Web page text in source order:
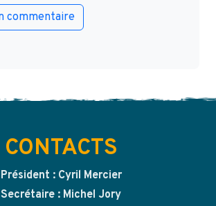
CONTACTS
Président : Cyril Mercier
Secrétaire : Michel Jory